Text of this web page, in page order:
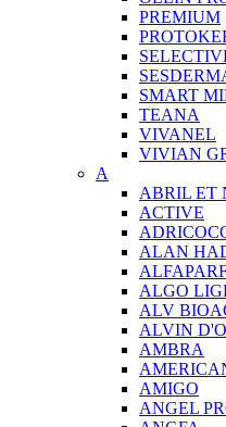
PREMIUM
SMART
TEANA
VIVANEL
VIVIAN
A
ABRIL ET
ACTIVE
ALAN
ALGO
ALV
ALVIN
AMBRA
AMIGO
ANGEL